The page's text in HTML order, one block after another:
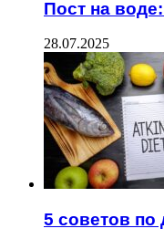
Пост на
28.07.2025
5 советов по